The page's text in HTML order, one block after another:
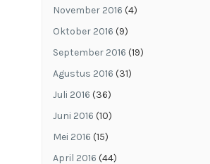
November 2016 (4)
Oktober 2016 (9)
September 2016 (19)
Agustus 2016 (31)
Juli 2016 (36)
Juni 2016 (10)
Mei 2016 (15)
April 2016 (44)